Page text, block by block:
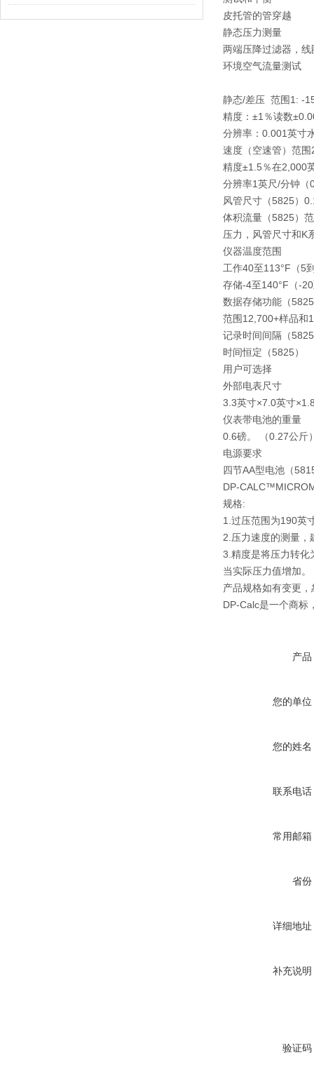
皮托管的管穿越
静态压力测量
两端压降过滤器，
环境空气流量测试
静态/差压 范围1: -
精度：±1％读数
分辨率：0.001英寸
速度（空速管）范
精度±1.5％在2,000
分辨率1英尺/分钟（
风管尺寸（5825）
体积流量（5825）
压力，风管尺寸和K
仪器温度范围
工作40至113°F（5
存储-4至140°F（-
数据存储功能（
范围12,700+样品和
记录时间间隔（
时间恒定（5825）
用户可选择
外部电表尺寸
3.3英寸×7.0英寸
仪表带电池的重量
0.6磅。 （0.27公斤
电源要求
四节AA型电池（
DP-
规格:
1.过压范围为190英
2.压力速度的测量
3.精度是将压力转化
当实际压力值增加。
产品规格如有变更
DP-Calc是一个商标
产品
您的单位
您的姓名
联系电话
常用邮箱
省份
详细地址
补充说明
验证码